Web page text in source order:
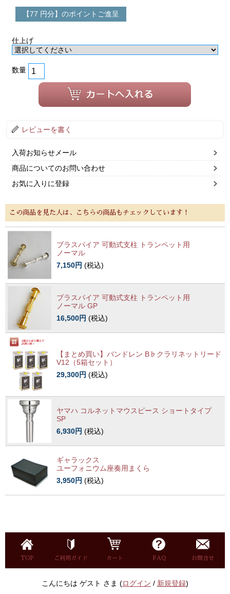
【77 円分】のポイントご進呈
仕上げ
数量
レビューを書く
入荷お知らせメール
商品についてのお問い合わせ
お気に入りに登録
この商品を見た人は、こちらの商品もチェックしています！
ブラスパイア 可動式支柱 トランペット用
ノーマル
7,150円 (税込)
ブラスパイア 可動式支柱 トランペット用
ノーマル GP
16,500円 (税込)
【まとめ買い】バンドレン B♭クラリネットリード
V12（5箱セット）
29,300円 (税込)
ヤマハ コルネットマウスピース ショートタイプ
SP
6,930円 (税込)
ギャラックス
ユーフォニウム座奏用まくら
3,950円 (税込)
TOP ご利用ガイド カート FAQ お問合せ
こんにちは ゲスト さま (ログイン / 新規登録)